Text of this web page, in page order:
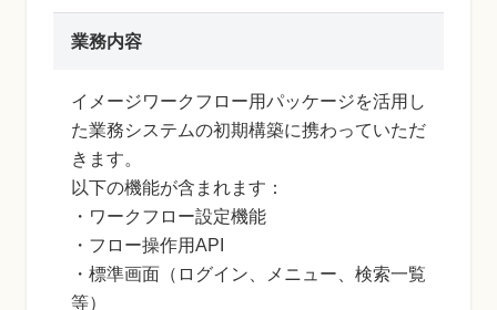
業務内容
イメージワークフロー用パッケージを活用し
た業務システムの初期構築に携わっていただ
きます。
以下の機能が含まれます：
・ワークフロー設定機能
・フロー操作用API
・標準画面（ログイン、メニュー、検索一覧
等）